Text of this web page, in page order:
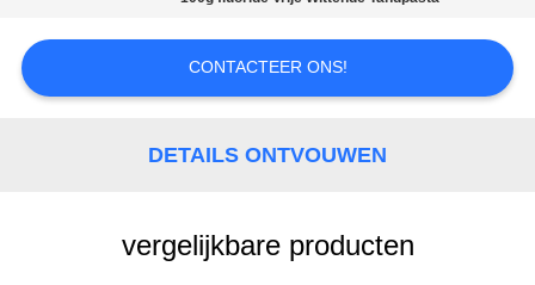
CITAAT
SITEMAP
CONTACTEER ONS!
DETAILS ONTVOUWEN
vergelijkbare producten